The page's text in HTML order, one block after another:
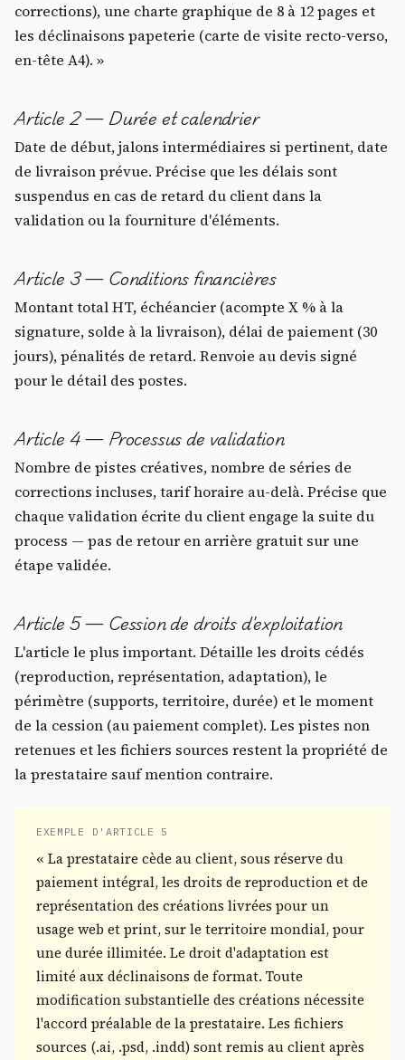
corrections), une charte graphique de 8 à 12 pages et
les déclinaisons papeterie (carte de visite recto-verso,
en-tête A4). »
Article 2 — Durée et calendrier
Date de début, jalons intermédiaires si pertinent, date
de livraison prévue. Précise que les délais sont
suspendus en cas de retard du client dans la
validation ou la fourniture d'éléments.
Article 3 — Conditions financières
Montant total HT, échéancier (acompte X % à la
signature, solde à la livraison), délai de paiement (30
jours), pénalités de retard. Renvoie au devis signé
pour le détail des postes.
Article 4 — Processus de validation
Nombre de pistes créatives, nombre de séries de
corrections incluses, tarif horaire au-delà. Précise que
chaque validation écrite du client engage la suite du
process — pas de retour en arrière gratuit sur une
étape validée.
Article 5 — Cession de droits d'exploitation
L'article le plus important. Détaille les droits cédés
(reproduction, représentation, adaptation), le
périmètre (supports, territoire, durée) et le moment
de la cession (au paiement complet). Les pistes non
retenues et les fichiers sources restent la propriété de
la prestataire sauf mention contraire.
EXEMPLE D'ARTICLE 5
« La prestataire cède au client, sous réserve du
paiement intégral, les droits de reproduction et de
représentation des créations livrées pour un
usage web et print, sur le territoire mondial, pour
une durée illimitée. Le droit d'adaptation est
limité aux déclinaisons de format. Toute
modification substantielle des créations nécessite
l'accord préalable de la prestataire. Les fichiers
sources (.ai, .psd, .indd) sont remis au client après